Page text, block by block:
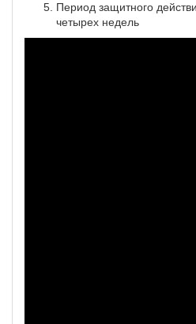
Период защитного
четырех недель